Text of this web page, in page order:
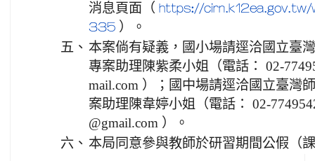
消息頁面（ https://cirn.k12ea.gov.tw/
335 ）。
五、 本案倘有疑義，國小場請逕洽國立臺
專案助理陳紫柔小姐（電話： 02-
mail.com ）；國中場請逕洽國立臺灣
案助理陳韋婷小姐（電話： 02-
@gmail.com ）。
六、 本局同意參與教師於研習期間公假（